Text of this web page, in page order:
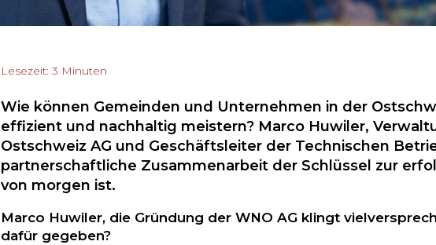
Lesezeit: 3 Minuten
Wie können Gemeinden und Unternehmen in der
effizient und nachhaltig meistern? Marco Huwiler,
Ostschweiz AG und Geschäftsleiter der Technischen
partnerschaftliche Zusammenarbeit der Schlüssel zur
von morgen ist.
Marco Huwiler, die Gründung der WNO AG klingt
dafür gegeben?